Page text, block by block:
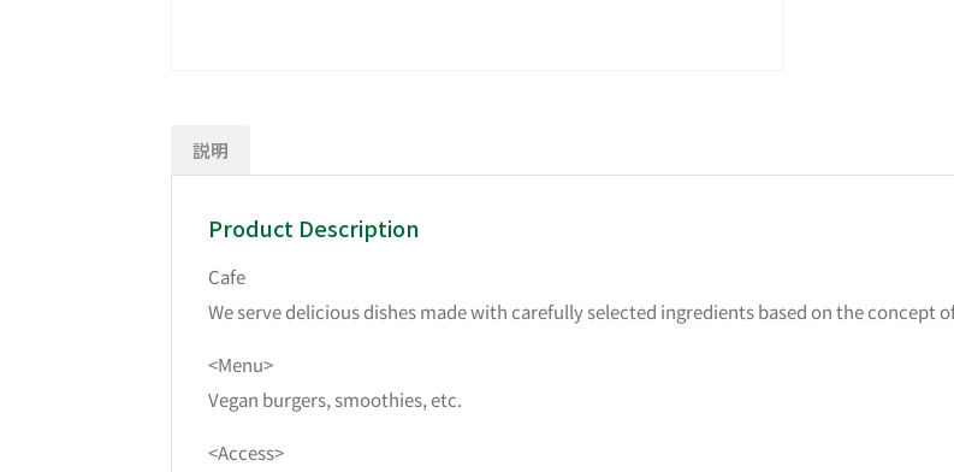
説明
Product Description
Cafe
We serve delicious dishes made with carefully selected ingredients based on the concept
<Menu>
Vegan burgers, smoothies, etc.
<Access>